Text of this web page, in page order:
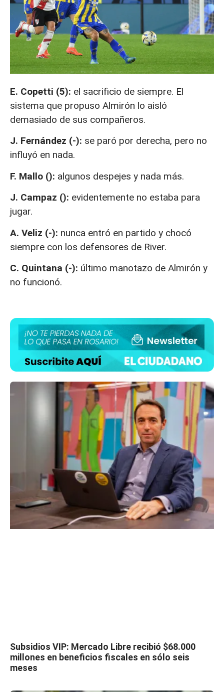
E. Copetti (5): el sacrificio de siempre. El
sistema que propuso Almirón lo aisló
demasiado de sus compañeros.
J. Fernández (-): se paró por derecha, pero no
influyó en nada.
F. Mallo (): algunos despejes y nada más.
J. Campaz (): evidentemente no estaba para
jugar.
A. Veliz (-): nunca entró en partido y chocó
siempre con los defensores de River.
C. Quintana (-): último manotazo de Almirón y
no funcionó.
Subsidios VIP: Mercado Libre recibió $68.000
millones en beneficios fiscales en sólo seis
meses